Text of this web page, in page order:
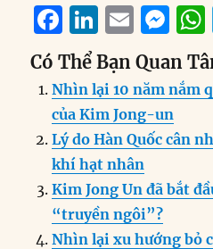
F
a
c
e
b
o
o
k
Li
n
k
e
d
I
n
E
m
ai
l
M
ss
e
n
er
h
Có Thể Bạn Quan
Nhìn lại 10 năm nắm
của Kim Jong-un
Lý do Hàn Quốc cân
khí hạt nhân
Kim Jong Un đã bắt
“truyền ngôi”?
Nhìn lại xu hướng bỏ